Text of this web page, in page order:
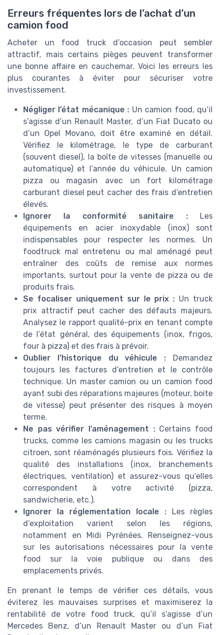
Erreurs fréquentes lors de l’achat d’un
camion food
Acheter un food truck d’occasion peut sembler
attractif, mais certains pièges peuvent transformer
une bonne affaire en cauchemar. Voici les erreurs les
plus courantes à éviter pour sécuriser votre
investissement.
Négliger l’état mécanique : Un camion food, qu’il
s’agisse d’un Renault Master, d’un Fiat Ducato ou
d’un Opel Movano, doit être examiné en détail.
Vérifiez le kilométrage, le type de carburant
(souvent diesel), la boîte de vitesses (manuelle ou
automatique) et l’année du véhicule. Un camion
pizza ou magasin avec un fort kilométrage
carburant diesel peut cacher des frais d’entretien
élevés.
Ignorer la conformité sanitaire :Les
équipements en acier inoxydable (inox) sont
indispensables pour respecter les normes. Un
foodtruck mal entretenu ou mal aménagé peut
entraîner des coûts de remise aux normes
importants, surtout pour la vente de pizza ou de
produits frais.
Se focaliser uniquement sur le prix : Un truck
prix attractif peut cacher des défauts majeurs.
Analysez le rapport qualité-prix en tenant compte
de l’état général, des équipements (inox, frigos,
four à pizza) et des frais à prévoir.
Oublier l’historique du véhicule : Demandez
toujours les factures d’entretien et le contrôle
technique. Un master camion ou un camion food
ayant subi des réparations majeures (moteur, boite
de vitesse) peut présenter des risques à moyen
terme.
Ne pas vérifier l’aménagement :Certains food
trucks, comme les camions magasin ou les trucks
citroen, sont réaménagés plusieurs fois. Vérifiez la
qualité des installations (inox, branchements
électriques, ventilation) et assurez-vous qu’elles
correspondent à votre activité (pizza,
sandwicherie, etc.).
Ignorer la réglementation locale : Les règles
d’exploitation varient selon les régions,
notamment en Midi Pyrénées. Renseignez-vous
sur les autorisations nécessaires pour la vente
food sur la voie publique ou dans des
emplacements privés.
En prenant le temps de vérifier ces détails, vous
éviterez les mauvaises surprises et maximiserez la
rentabilité de votre food truck, qu’il s’agisse d’un
Mercedes Benz, d’un Renault Master ou d’un Fiat